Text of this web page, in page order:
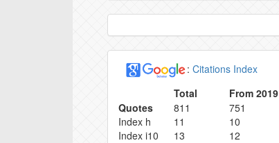
ECONOMIC POLICIES
DIGITAL PRESERVATION POLICY
PRIVACY STATEMENT
INDEXING
CONTACT
: Citations Index
Total
From 2019
Quotes
811
751
Index h
11
10
Index i10
13 12